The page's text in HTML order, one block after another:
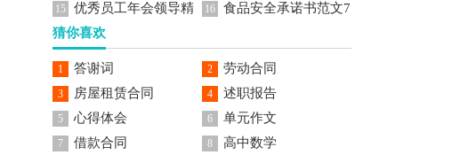
同15篇
篇)
15
优秀员工年会领导精
彩发言稿范文
16
食品安全承诺书范文7
猜你喜欢
1 答谢词 2 劳动合同
3 房屋租赁合同 4 述职报告
5 心得体会 6 单元作文
7 借款合同 8 高中数学